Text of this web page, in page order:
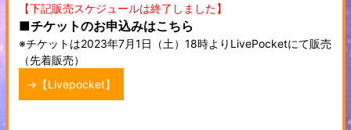
【下記販売スケジュールは終了しました】
■チケットのお申込みはこちら
※チケットは2023年7月1日（土）18時よりLivePocketにて販売
（先着販売）
→【Livepocket】